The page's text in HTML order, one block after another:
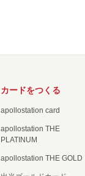
カードをつくる
apollostation card
apollostation THE
PLATINUM
apollostation THE GOLD